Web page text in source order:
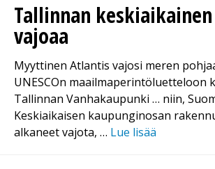
Tallinnan
vajoaa
Myyttinen Atlantis vajosi meren
UNESCOn maailmaperintöluetteloon
Tallinnan Vanhakaupunki … niin,
Keskiaikaisen kaupunginosan
alkaneet vajota, … Lue lisää